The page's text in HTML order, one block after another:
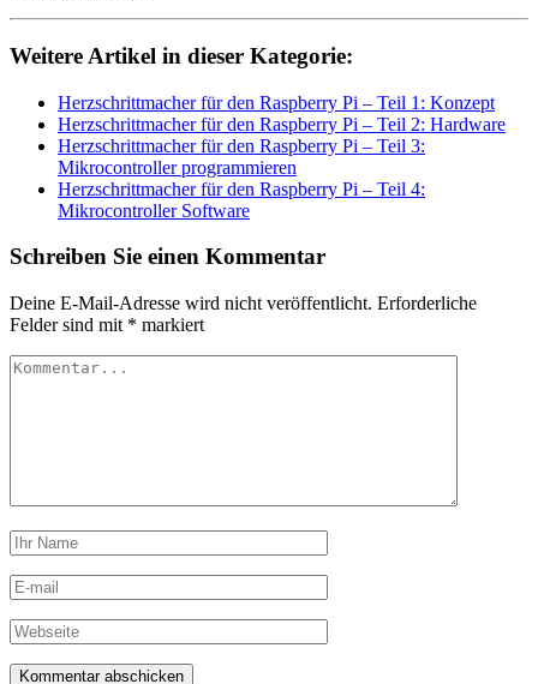
Weitere Artikel in dieser Kategorie:
Herzschrittmacher für den Raspberry Pi – Teil 1: Konzept
Herzschrittmacher für den Raspberry Pi – Teil 2: Hardware
Herzschrittmacher für den Raspberry Pi – Teil 3:
Mikrocontroller programmieren
Herzschrittmacher für den Raspberry Pi – Teil 4:
Mikrocontroller Software
Schreiben Sie einen Kommentar
Deine E-Mail-Adresse wird nicht veröffentlicht. Erforderliche
Felder sind mit * markiert